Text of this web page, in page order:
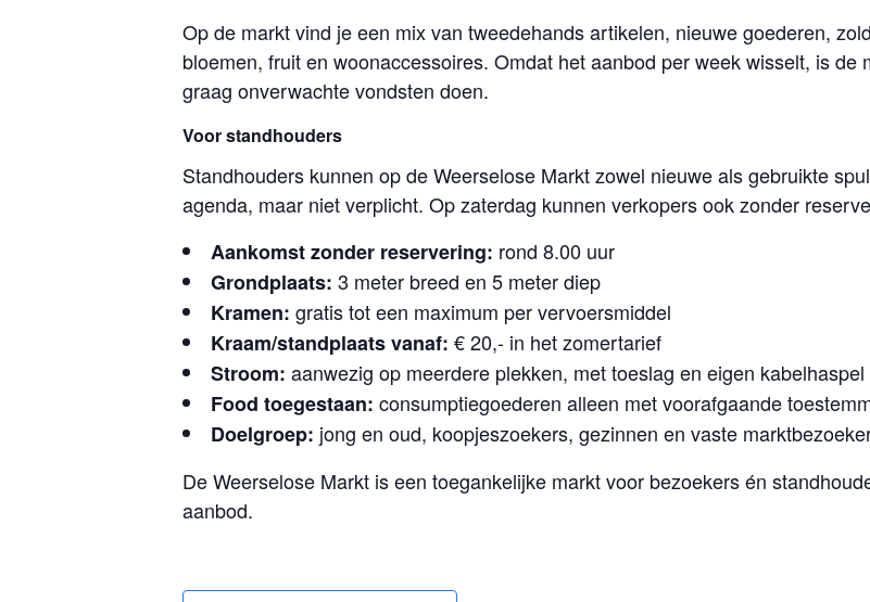
Op de markt vind je een mix van tweedehands artikelen, nieuwe goederen,
bloemen, fruit en woonaccessoires. Omdat het aanbod per week wisselt, is
graag onverwachte vondsten doen.
Voor standhouders
Standhouders kunnen op de Weerselose Markt zowel nieuwe als gebruikte
agenda, maar niet verplicht. Op zaterdag kunnen verkopers ook zonder
Aankomst zonder reservering: rond 8.00 uur
Grondplaats: 3 meter breed en 5 meter diep
Kramen: gratis tot een maximum per vervoersmiddel
Kraam/standplaats vanaf: € 20,- in het zomertarief
Stroom: aanwezig op meerdere plekken, met toeslag en eigen kabelhaspel
Food toegestaan: consumptiegoederen alleen met voorafgaande
Doelgroep: jong en oud, koopjeszoekers, gezinnen en vaste
De Weerselose Markt is een toegankelijke markt voor bezoekers én
aanbod.